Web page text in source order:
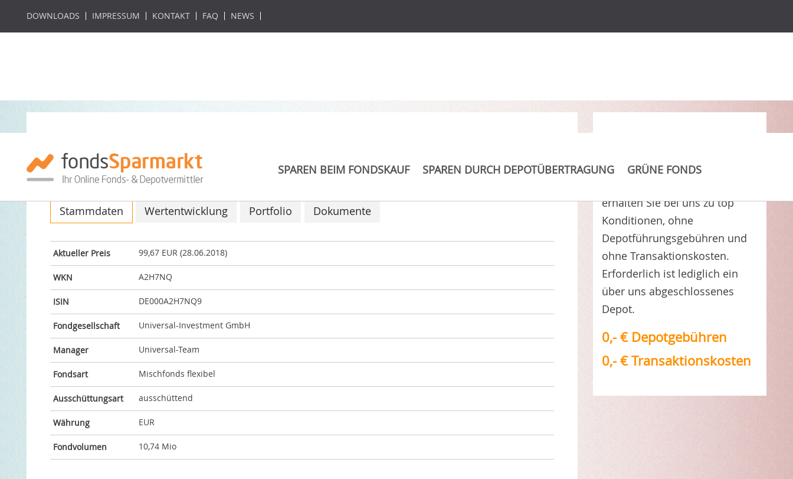
DOWNLOADS IMPRESSUM KONTAKT FAQ NEWS
SPAREN BEIM FONDSKAUF SPAREN DURCH DEPOTÜBERTRAGUNG GRÜNE FONDS
Selection Rendite Plus R
ISIN: DE000A2H7NQ9 / WKN: A2H7NQ
Stammdaten Wertentwicklung Portfolio Dokumente
Aktueller Preis 99,67 EUR (28.06.2018)
WKN A2H7NQ
ISIN DE000A2H7NQ9
Fondgesellschaft Universal-Investment GmbH
Manager Universal-Team
Fondsart Mischfonds flexibel
Ausschüttungsart ausschüttend
Währung EUR
Fondvolumen 10,74 Mio
erhalten Sie bei uns zu top
Konditionen, ohne
Depotführungsgebühren und
ohne Transaktionskosten.
Erforderlich ist lediglich ein
über uns abgeschlossenes
Depot.
0,- € Depotgebühren
0,- € Transaktionskosten